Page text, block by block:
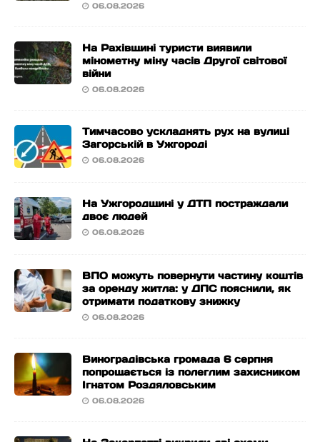
06.08.2026
На Рахівщині туристи виявили
мінометну міну часів Другої світової
війни
06.08.2026
Тимчасово ускладнять рух на вулиці
Загорській в Ужгороді
06.08.2026
На Ужгородщині у ДТП постраждали
двоє людей
06.08.2026
ВПО можуть повернути частину коштів
за оренду житла: у ДПС пояснили, як
отримати податкову знижку
06.08.2026
Виноградівська громада 6 серпня
попрощається із полеглим захисником
Ігнатом Роздяловським
06.08.2026